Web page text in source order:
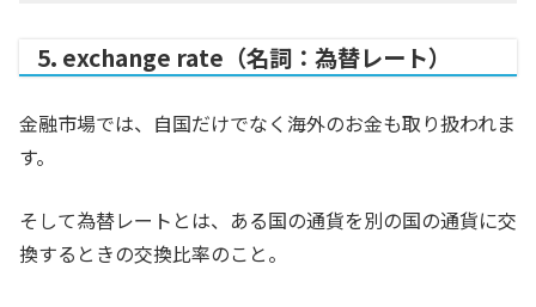
5. exchange rate（名詞：為替レート）
金融市場では、自国だけでなく海外のお金も取り扱われま
す。
そして為替レートとは、ある国の通貨を別の国の通貨に交
換するときの交換比率のこと。